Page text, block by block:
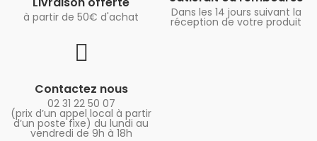
à partir de 50€ d'achat Dans les 14 jours suivant la
réception de votre produit
Contactez nous
02 31 22 50 07
(prix d’un appel local à partir
d’un poste fixe) du lundi au
vendredi de 9h à 18h